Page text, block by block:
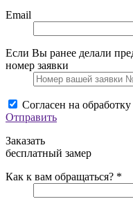
Email
Если Вы ранее делали
номер заявки
Согласен на обработку
Отправить
Заказать
бесплатный замер
Как к вам обращаться? *